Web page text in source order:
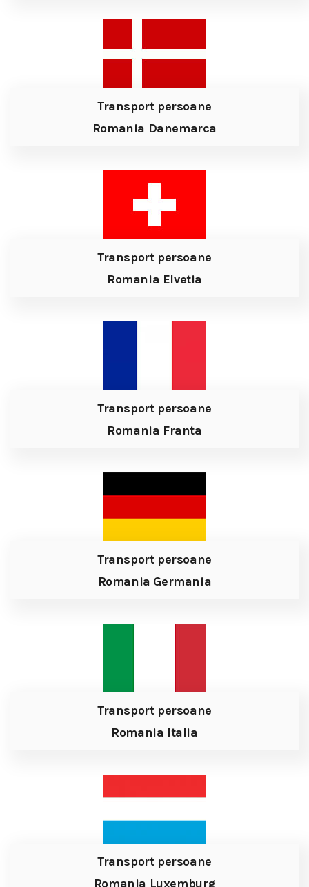
Transport persoane
Romania Danemarca
Transport persoane
Romania Elvetia
Transport persoane
Romania Franta
Transport persoane
Romania Germania
Transport persoane
Romania Italia
Transport persoane
Romania Luxemburg